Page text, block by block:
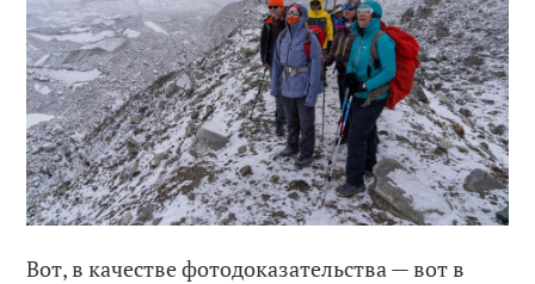
Вот, в качестве фотодоказательства — вот в